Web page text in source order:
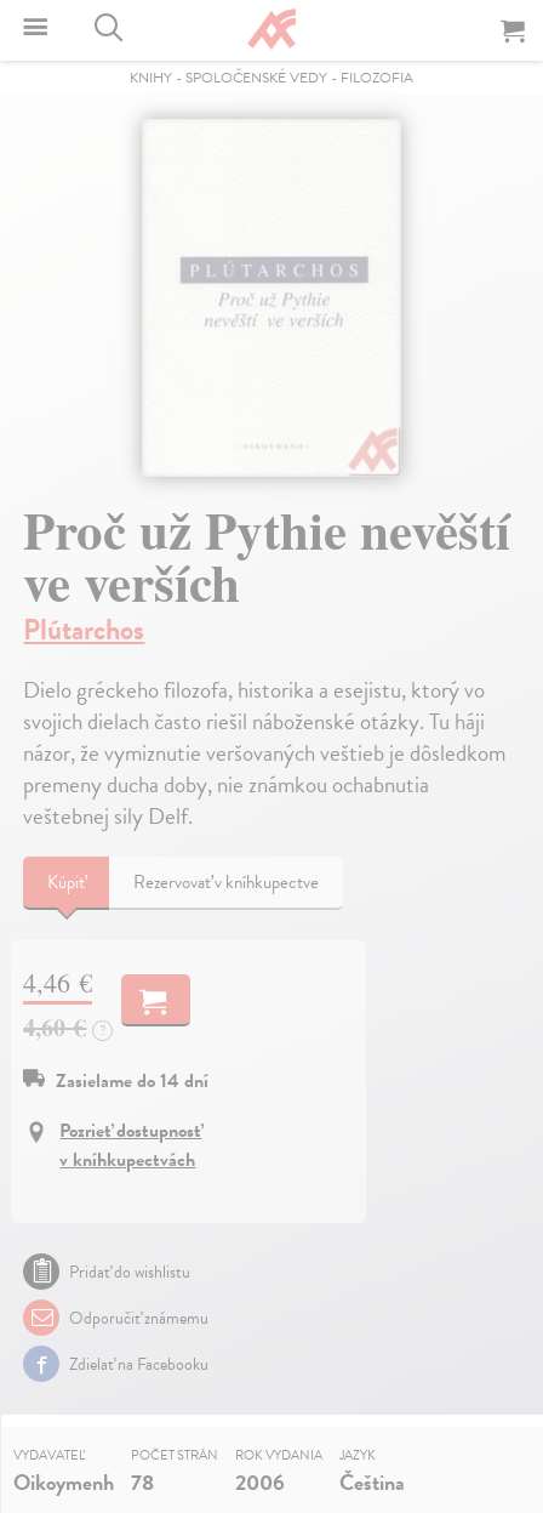
KNIHY - SPOLOČENSKÉ VEDY - FILOZOFIA
Proč už Pythie nevěští
ve verších
Plútarchos
Dielo gréckeho filozofa, historika a esejistu, ktorý vo
svojich dielach často riešil náboženské otázky. Tu háji
názor, že vymiznutie veršovaných veštieb je dôsledkom
premeny ducha doby, nie známkou ochabnutia
veštebnej sily Delf.
Kúpiť Rezervovať v kníhkupectve
4,46 €
4,60 € ?
Zasielame do 14 dní
Pozrieť dostupnosť
v kníhkupectvách
Pridať do wishlistu
Odporučiť známemu
Zdielať na Facebooku
VYDAVATEĽ
Oikoymenh
POČET STRÁN
78
ROK VYDANIA
2006
JAZYK
Čeština